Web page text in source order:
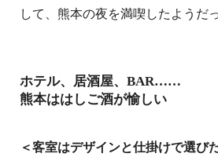
して、熊本の夜を満喫したようだっ
ホテル、居酒屋、BAR……
熊本ははしご酒が愉しい
＜客室はデザインと仕掛けで選び